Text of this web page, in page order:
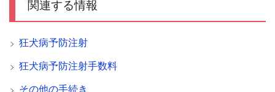
関連する情報
狂犬病予防注射
狂犬病予防注射手数料
その他の手続き